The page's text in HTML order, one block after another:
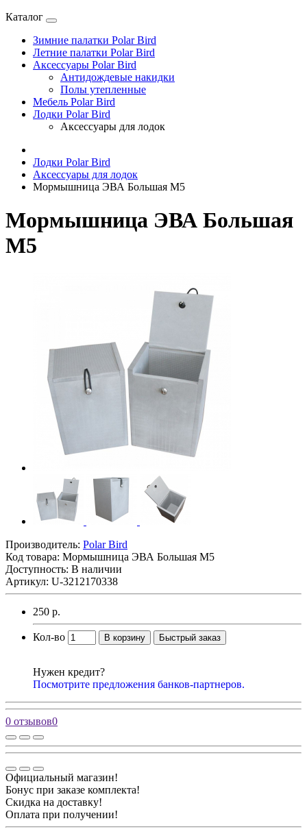
Каталог
Зимние палатки Polar Bird
Летние палатки Polar Bird
Аксессуары Polar Bird
Антидождевые накидки
Полы утепленные
Мебель Polar Bird
Лодки Polar Bird
Аксессуары для лодок
Лодки Polar Bird
Аксессуары для лодок
Мормышница ЭВА Большая М5
Мормышница ЭВА Большая
М5
Производитель: Polar Bird
Код товара: Мормышница ЭВА Большая М5
Доступность: В наличии
Артикул: U-3212170338
250 р.
Кол-во В корзину Быстрый заказ
Нужен кредит?
Посмотрите предложения банков-партнеров.
0 отзывов0
Официальный магазин!
Бонус при заказе комплекта!
Скидка на доставку!
Оплата при получении!